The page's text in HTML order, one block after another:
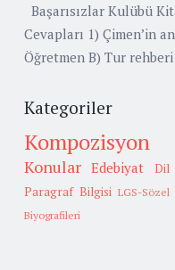
Başarısızlar Kulübü
Cevapları 1) Çimen’in
Öğretmen B) Tur rehberi
Kategoriler
Kompozisyon
Konular Edebiyat Dil
Paragraf Bilgisi LGS-Sözel
Biyografileri